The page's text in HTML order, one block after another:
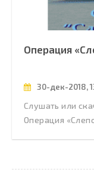
Операция
30-дек-2018,
Слушать или
Операция